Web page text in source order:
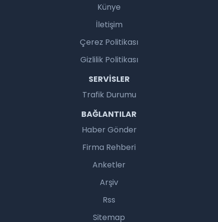
Künye
İletişim
Çerez Politikası
Gizlilik Politikası
SERVISLER
Trafik Durumu
BAĞLANTILAR
Haber Gönder
Firma Rehberi
Anketler
Arşiv
Rss
Sitemap